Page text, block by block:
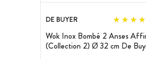
DE BUYER
Wok Inox Bombé 2 Anses
(Collection 2) Ø 32 cm De